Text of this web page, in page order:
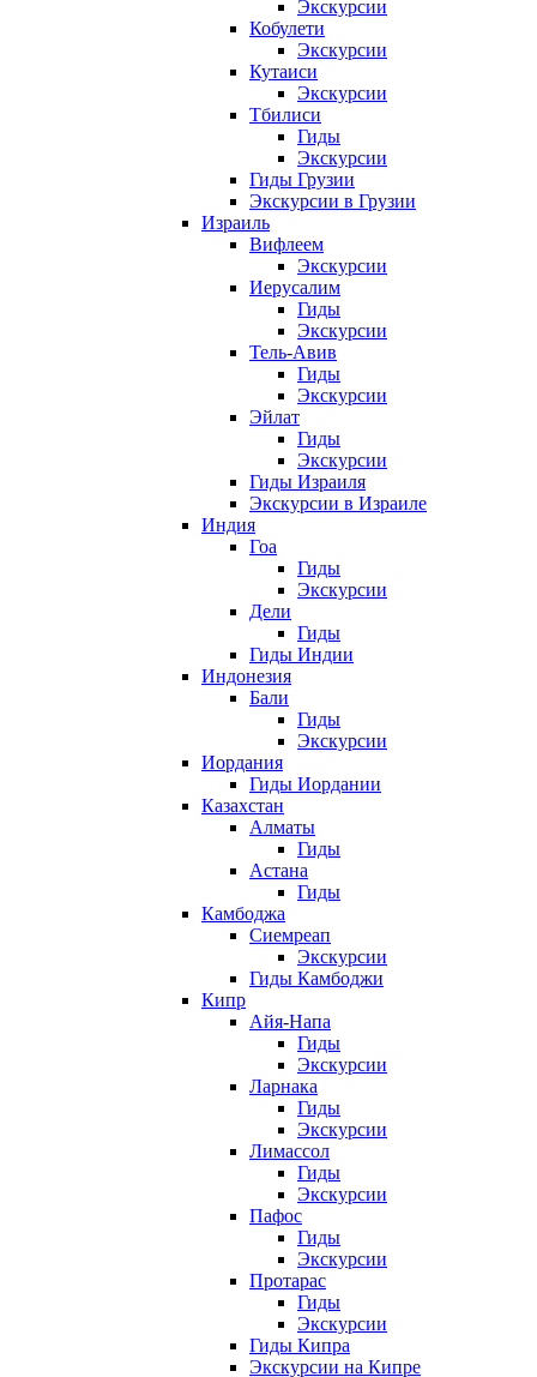
Экскурсии
Кобулети
Экскурсии
Кутаиси
Экскурсии
Тбилиси
Гиды
Экскурсии
Гиды Грузии
Экскурсии в Грузии
Израиль
Вифлеем
Экскурсии
Иерусалим
Гиды
Экскурсии
Тель-Авив
Гиды
Экскурсии
Эйлат
Гиды
Экскурсии
Гиды Израиля
Экскурсии в Израиле
Индия
Гоа
Гиды
Экскурсии
Дели
Гиды
Гиды Индии
Индонезия
Бали
Гиды
Экскурсии
Иордания
Гиды Иордании
Казахстан
Алматы
Гиды
Астана
Гиды
Камбоджа
Сиемреап
Экскурсии
Гиды Камбоджи
Кипр
Айя-Напа
Гиды
Экскурсии
Ларнака
Гиды
Экскурсии
Лимассол
Гиды
Экскурсии
Пафос
Гиды
Экскурсии
Протарас
Гиды
Экскурсии
Гиды Кипра
Экскурсии на Кипре